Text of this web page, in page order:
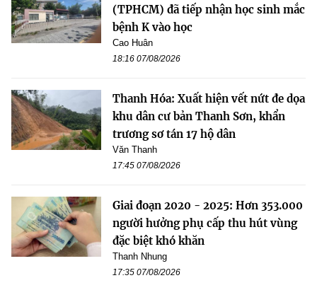
(TPHCM) đã tiếp nhận học sinh mắc
bệnh K vào học
Cao Huân
18:16 07/08/2026
Thanh Hóa: Xuất hiện vết nứt đe dọa
khu dân cư bản Thanh Sơn, khẩn
trương sơ tán 17 hộ dân
Văn Thanh
17:45 07/08/2026
Giai đoạn 2020 - 2025: Hơn 353.000
người hưởng phụ cấp thu hút vùng
đặc biệt khó khăn
Thanh Nhung
17:35 07/08/2026